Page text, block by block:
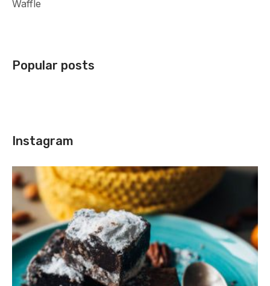
Waffle
Popular posts
Instagram